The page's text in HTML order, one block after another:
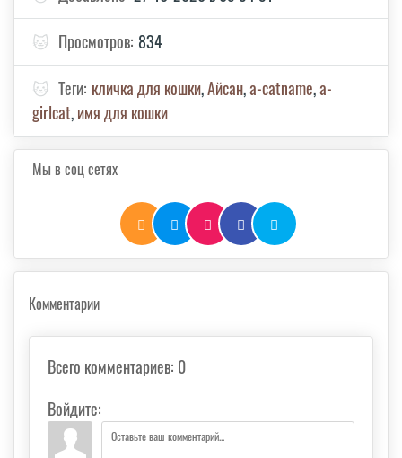
🐱 Просмотров: 834
🐱 Теги: кличка для кошки,Айсан,а-catname,а-
girlcat,имя для кошки
Мы в соц сетях
Комментарии
Всего комментариев: 0
Войдите: